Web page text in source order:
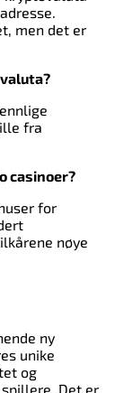
men det er
fra
casinoer?
for
nøye
ny
unike
og
Det er